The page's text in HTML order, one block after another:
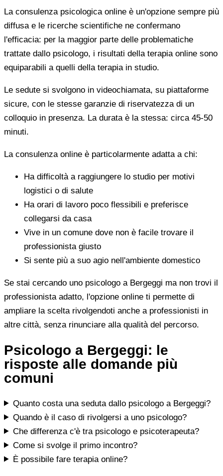
La consulenza psicologica online è un'opzione sempre più
diffusa e le ricerche scientifiche ne confermano
l'efficacia: per la maggior parte delle problematiche
trattate dallo psicologo, i risultati della terapia online sono
equiparabili a quelli della terapia in studio.
Le sedute si svolgono in videochiamata, su piattaforme
sicure, con le stesse garanzie di riservatezza di un
colloquio in presenza. La durata è la stessa: circa 45-50
minuti.
La consulenza online è particolarmente adatta a chi:
Ha difficoltà a raggiungere lo studio per motivi
logistici o di salute
Ha orari di lavoro poco flessibili e preferisce
collegarsi da casa
Vive in un comune dove non è facile trovare il
professionista giusto
Si sente più a suo agio nell'ambiente domestico
Se stai cercando uno psicologo a Bergeggi ma non trovi il
professionista adatto, l'opzione online ti permette di
ampliare la scelta rivolgendoti anche a professionisti in
altre città, senza rinunciare alla qualità del percorso.
Psicologo a Bergeggi: le
risposte alle domande più
comuni
Quanto costa una seduta dallo psicologo a Bergeggi?
Quando è il caso di rivolgersi a uno psicologo?
Che differenza c'è tra psicologo e psicoterapeuta?
Come si svolge il primo incontro?
È possibile fare terapia online?